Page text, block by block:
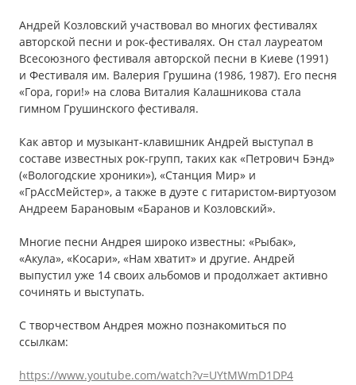
Андрей Козловский участвовал во многих фестивалях
авторской песни и рок-фестивалях. Он стал лауреатом
Всесоюзного фестиваля авторской песни в Киеве (1991)
и Фестиваля им. Валерия Грушина (1986, 1987). Его песня
«Гора, гори!» на слова Виталия Калашникова стала
гимном Грушинского фестиваля.
Как автор и музыкант-клавишник Андрей выступал в
составе известных рок-групп, таких как «Петрович Бэнд»
(«Вологодские хроники»), «Станция Мир» и
«ГрАссМейстер», а также в дуэте с гитаристом-виртуозом
Андреем Барановым «Баранов и Козловский».
Многие песни Андрея широко известны: «Рыбак»,
«Акула», «Косари», «Нам хватит» и другие. Андрей
выпустил уже 14 своих альбомов и продолжает активно
сочинять и выступать.
С творчеством Андрея можно познакомиться по
ссылкам:
https://www.youtube.com/watch?v=UYtMWmD1DP4